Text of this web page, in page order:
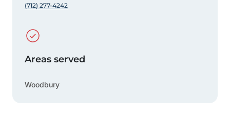
(712) 277-4242
Areas served
Woodbury